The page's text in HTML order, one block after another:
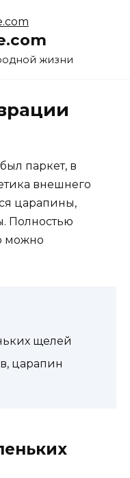
жизни
паркет, в
внешнего
царапины,
Полностью
можно
щелей
царапин